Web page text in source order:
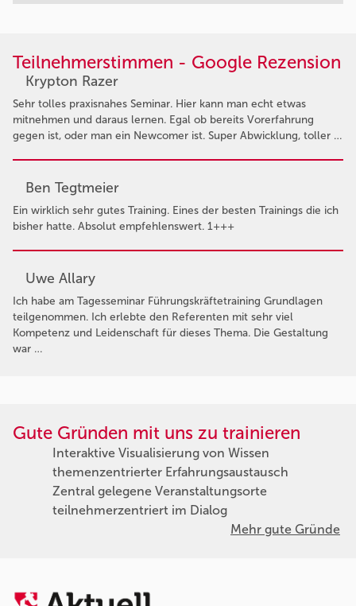
Teilnehmerstimmen - Google Rezension
Krypton Razer
Sehr tolles praxisnahes Seminar. Hier kann man echt etwas
mitnehmen und daraus lernen. Egal ob bereits Vorerfahrung
gegen ist, oder man ein Newcomer ist. Super Abwicklung, toller …
Ben Tegtmeier
Ein wirklich sehr gutes Training. Eines der besten Trainings die ich
bisher hatte. Absolut empfehlenswert. 1+++
Uwe Allary
Ich habe am Tagesseminar Führungskräftetraining Grundlagen
teilgenommen. Ich erlebte den Referenten mit sehr viel
Kompetenz und Leidenschaft für dieses Thema. Die Gestaltung
war …
Gute Gründen mit uns zu trainieren
Interaktive Visualisierung von Wissen
themenzentrierter Erfahrungsaustausch
Zentral gelegene Veranstaltungsorte
teilnehmerzentriert im Dialog
Mehr gute Gründe